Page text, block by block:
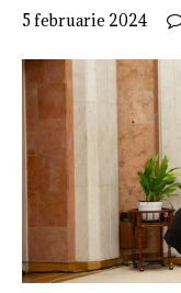
5 februarie 2024